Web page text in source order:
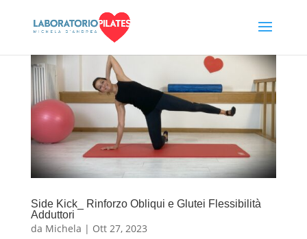
Side Kick_ Rinforzo Obliqui e Glutei Flessibilità
Adduttori
da Michela | Ott 27, 2023